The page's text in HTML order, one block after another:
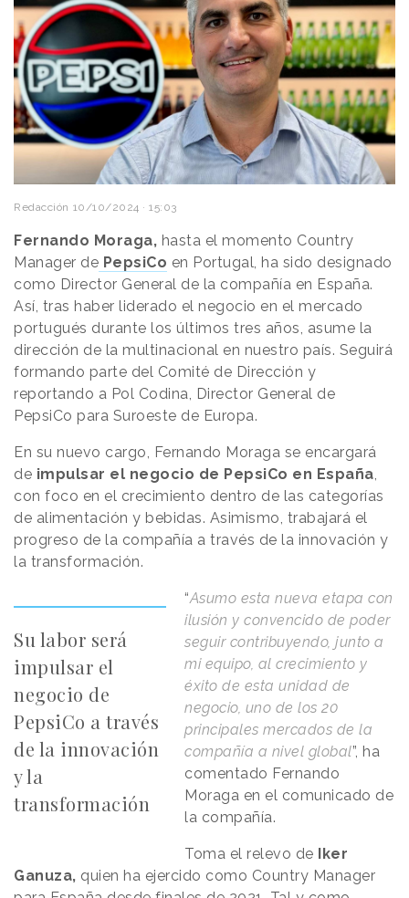
Redacción 10/10/2024 · 15:03
Fernando Moraga, hasta el momento Country
Manager de PepsiCo en Portugal, ha sido designado
como Director General de la compañía en España.
Así, tras haber liderado el negocio en el mercado
portugués durante los últimos tres años, asume la
dirección de la multinacional en nuestro país. Seguirá
formando parte del Comité de Dirección y
reportando a Pol Codina, Director General de
PepsiCo para Suroeste de Europa.
En su nuevo cargo, Fernando Moraga se encargará
de impulsar el negocio de PepsiCo en España
con foco en el crecimiento dentro de las categorías
de alimentación y bebidas. Asimismo, trabajará el
progreso de la compañía a través de la innovación y
la transformación.
Su labor será
impulsar el
negocio de
PepsiCo a través
de la innovación
y la
transformación
“Asumo esta nueva etapa con
ilusión y convencido de poder
seguir contribuyendo, junto a
mi equipo, al crecimiento y
éxito de esta unidad de
negocio, uno de los 20
principales mercados de la
compañía a nivel global”, ha
comentado Fernando
Moraga en el comunicado de
la compañía.
Toma el relevo de Iker
Ganuza, quien ha ejercido como Country Manager